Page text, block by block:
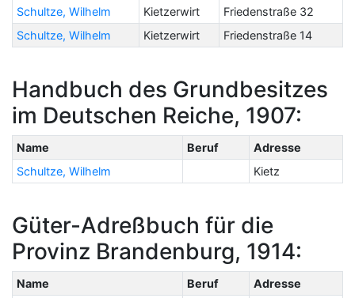
Schultze, Wilhelm
Kietzerwirt
Friedenstraße 32
Schultze, Wilhelm
Kietzerwirt Friedenstraße 14
Handbuch des Grundbesitzes
im Deutschen Reiche, 1907:
Name Beruf
Adresse
Schultze, Wilhelm
Kietz
Güter-Adreßbuch für die
Provinz Brandenburg, 1914:
Name Beruf
Adresse